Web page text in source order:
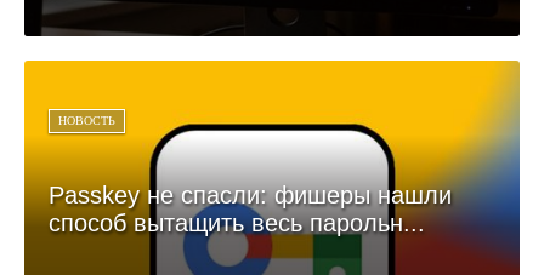
НОВОСТЬ
Passkey не спасли: фишеры нашли
способ вытащить весь парольн...